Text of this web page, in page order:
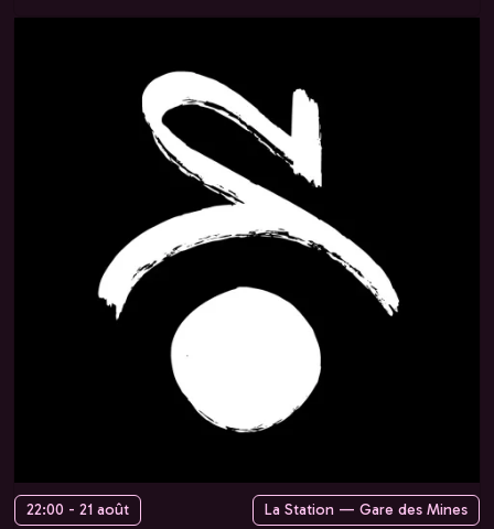
22:00 - 21 août La Station — Gare des Mines